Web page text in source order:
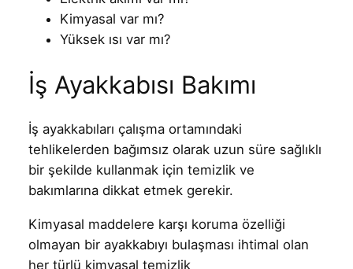
Kimyasal var mı?
Yüksek ısı var mı?
İş Ayakkabısı Bakımı
İş ayakkabıları çalışma ortamındaki
tehlikelerden bağımsız olarak uzun süre sağlıklı
bir şekilde kullanmak için temizlik ve
bakımlarına dikkat etmek gerekir.
Kimyasal maddelere karşı koruma özelliği
olmayan bir ayakkabıyı bulaşması ihtimal olan
her türlü kimyasal temizlik